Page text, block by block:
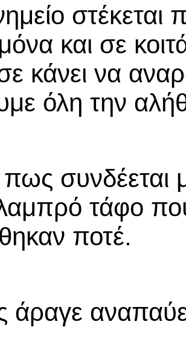
στέκεται
και σε
κάνει να
όλη την
τάφο
ποτέ.
άραγε